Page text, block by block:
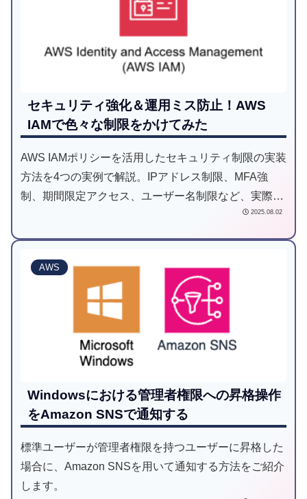
セキュリティ強化＆運用ミス防止！AWS
IAMで色々な制限をかけてみた
AWS IAMポリシーを活用したセキュリティ制限の実装
方法を4つの実例で解説。IPアドレス制限、MFA強
制、期間限定アクセス、ユーザー名制限など、実際の
2025.08.02
AWS
Windowsにおける管理者権限への昇格操作
をAmazon SNSで通知する
標準ユーザーが管理者権限を持つユーザーに昇格した
場合に、Amazon SNSを用いて通知する方法をご紹介
します。